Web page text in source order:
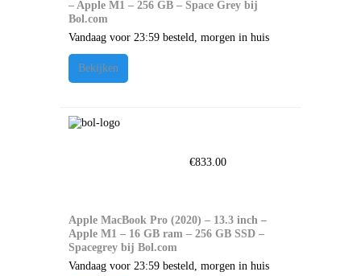
– Apple M1 – 256 GB – Space Grey bij
Bol.com
Vandaag voor 23:59 besteld, morgen in huis
Bekijken
€833.00
Apple MacBook Pro (2020) – 13.3 inch –
Apple M1 – 16 GB ram – 256 GB SSD –
Spacegrey bij Bol.com
Vandaag voor 23:59 besteld, morgen in huis